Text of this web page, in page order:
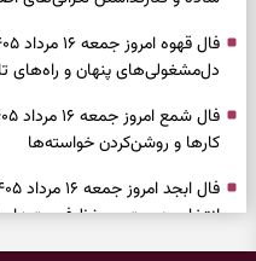
دل‌مشغولی‌های پنهان و راه‌های
کارها و روشن‌کردن خواسته‌ها
انتخاب درست و حفظ فرصت‌های